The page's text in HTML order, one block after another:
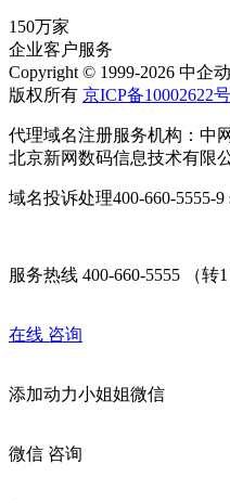
150万家
企业客户服务
Copyright © 1999-2026 中企
版权所有 京ICP备10002622
代理域名注册服务机构：中
北京新网数码信息技术有限
域名投诉处理400-660-5555-9
服务热线 400-660-5555 （转1
在线 咨询
添加动力小姐姐微信
微信 咨询